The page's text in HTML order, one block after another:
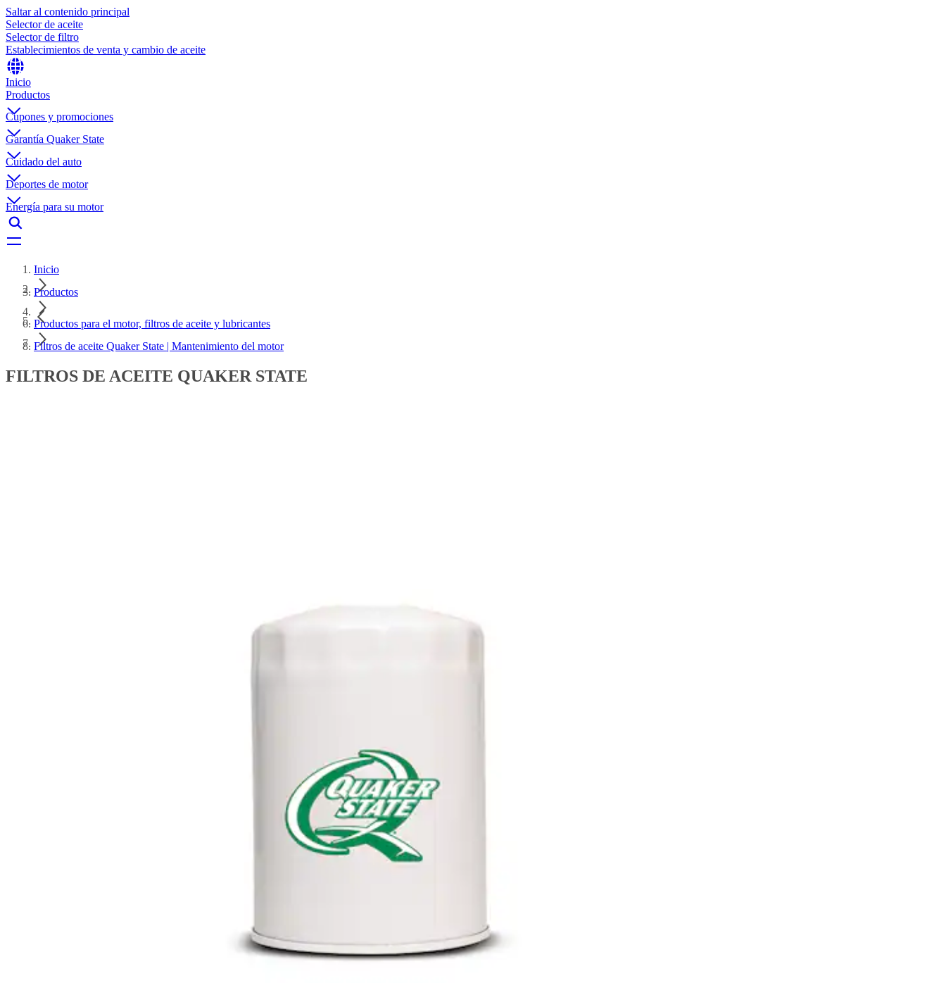
Saltar al contenido principal
Selector de aceite
Selector de filtro
Establecimientos de venta y cambio de aceite
Inicio
Productos
Cupones y promociones
Garantía Quaker State
Cuidado del auto
Deportes de motor
Energía para su motor
Inicio
Productos
Productos para el motor, filtros de aceite y lubricantes
Filtros de aceite Quaker State | Mantenimiento del motor
FILTROS DE ACEITE QUAKER STATE